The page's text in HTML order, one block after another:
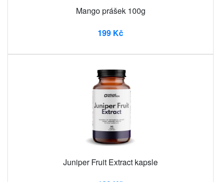
Mango prášek 100g
199 Kč
Juniper Fruit Extract kapsle